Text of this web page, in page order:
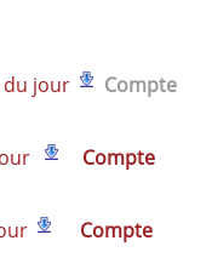
jour Compte
Compte
Compte